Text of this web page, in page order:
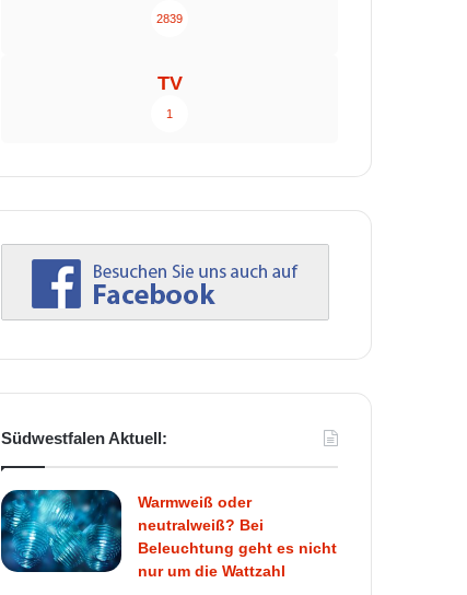
2839
TV
1
Südwestfalen Aktuell:
Warmweiß oder
neutralweiß? Bei
Beleuchtung geht es nicht
nur um die Wattzahl